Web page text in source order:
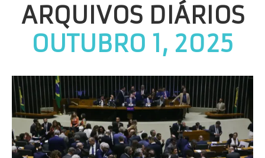
ARQUIVOS DIÁRIOS
OUTUBRO 1, 2025